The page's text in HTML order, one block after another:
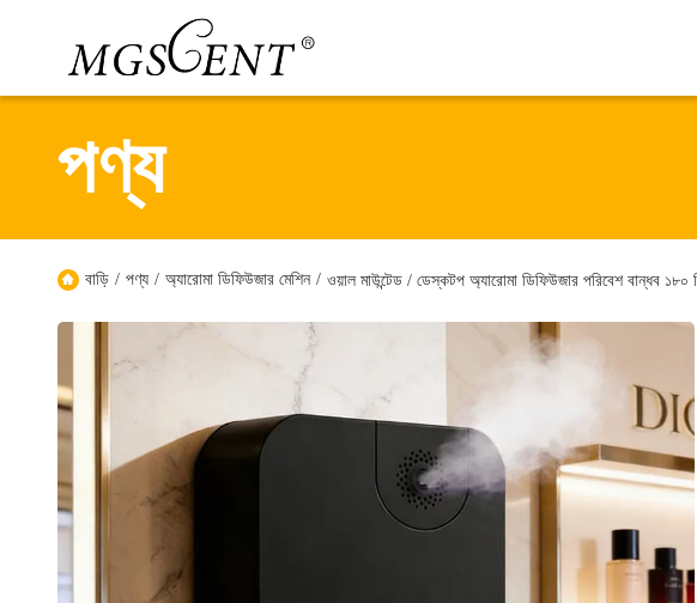
পণ্য
বাড়ি / পণ্য / অ্যারোমা ডিফিউজার মেশিন / ওয়াল মাউন্টেড / ডেস্কটপ অ্যারোমা ডিফিউজার পরিবেশ বান্ধব ১৮০